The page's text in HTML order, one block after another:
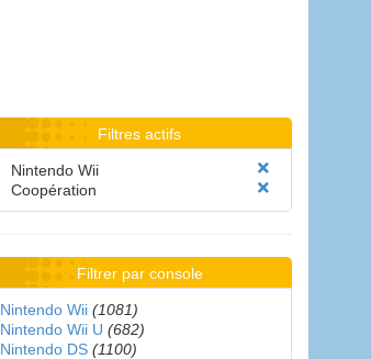
Filtres actifs
Nintendo Wii
Coopération
Filtrer par console
Nintendo Wii (1081)
Nintendo Wii U (682)
Nintendo DS (1100)